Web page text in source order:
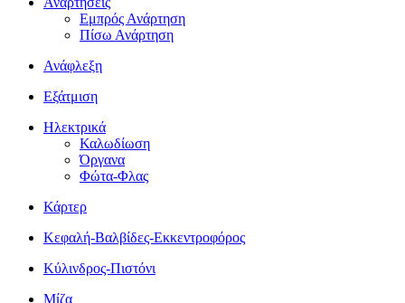
Εμπρός Ανάρτηση
Πίσω Ανάρτηση
Ανάφλεξη
Εξάτμιση
Ηλεκτρικά
Καλωδίωση
Όργανα
Φώτα-Φλας
Κάρτερ
Κεφαλή-Βαλβίδες-Εκκεντροφόρος
Κύλινδρος-Πιστόνι
Μίζα